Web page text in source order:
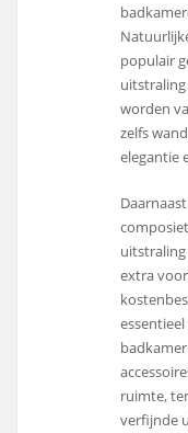
populair
worden
zelfs
elegantie
extra
ruimte,
verfijnde